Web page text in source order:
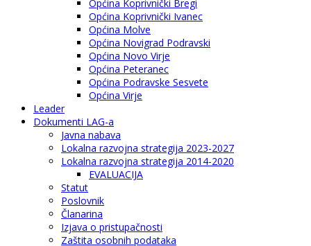
Općina Koprivnički Bregi
Općina Koprivnički Ivanec
Općina Molve
Općina Novigrad Podravski
Općina Novo Virje
Općina Peteranec
Općina Podravske Sesvete
Općina Virje
Leader
Dokumenti LAG-a
Javna nabava
Lokalna razvojna strategija 2023-2027
Lokalna razvojna strategija 2014-2020
EVALUACIJA
Statut
Poslovnik
Članarina
Izjava o pristupačnosti
Zaštita osobnih podataka